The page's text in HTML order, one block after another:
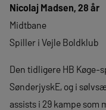
Nicolaj Madsen, 28 år
Midtbane
Spiller i Vejle Boldklub
Den tidligere HB Køge-
SønderjyskE, og i
assists i 29 kampe